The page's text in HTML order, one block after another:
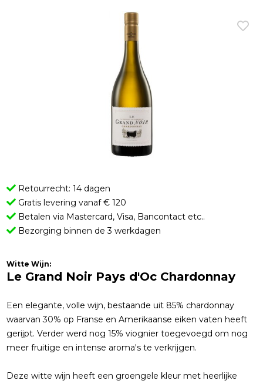
Retourrecht: 14 dagen
Gratis levering vanaf € 120
Betalen via Mastercard, Visa, Bancontact etc..
Bezorging binnen de 3 werkdagen
Witte Wijn:
Le Grand Noir Pays d'Oc Chardonnay
Een elegante, volle wijn, bestaande uit 85% chardonnay
waarvan 30% op Franse en Amerikaanse eiken vaten heeft
gerijpt. Verder werd nog 15% viognier toegevoegd om nog
meer fruitige en intense aroma's te verkrijgen.
Deze witte wijn heeft een groengele kleur met heerlijke